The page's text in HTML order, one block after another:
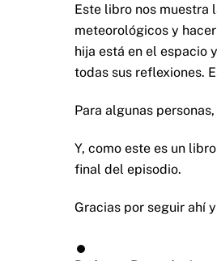
Este libro nos muestra
meteorológicos y
hija está en el espacio
todas sus reflexiones.
Para algunas
Y, como este es un
final del episodio.
Gracias por seguir ahí